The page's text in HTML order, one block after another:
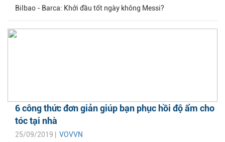
Bilbao - Barca: Khởi đầu tốt ngày không Messi?
6 công thức đơn giản giúp bạn phục hồi độ ẩm cho
tóc tại nhà
25/09/2019 | VOVVN